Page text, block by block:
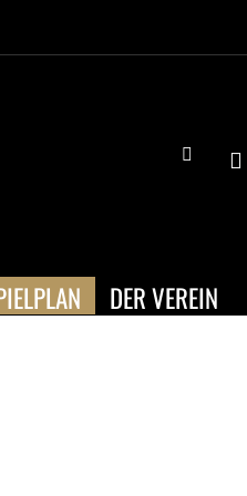
DER VEREIN